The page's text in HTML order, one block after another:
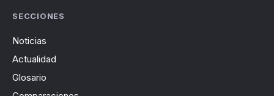
SECCIONES
Noticias
Actualidad
Glosario